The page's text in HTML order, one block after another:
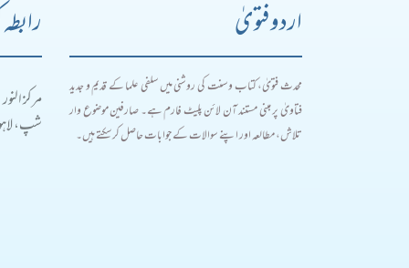
اردو فتویٰ
محدث فتویٰ، کتاب و سنت کی روشنی میں سلفی علما کے قدیم و جدید
فتاویٰ پر مبنی مستند آن لائن پلیٹ فارم ہے۔ صارفین موضوع وار
تلاش، مطالعہ اور اپنے سوالات کے جوابات حاصل کر سکتے ہیں۔
مرکز
شپ،